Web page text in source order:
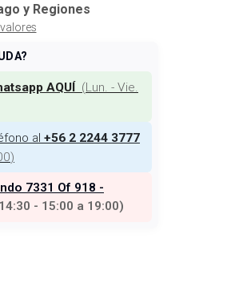
y Regiones
AQUÍ (Lun. - Vie.
al +56 2 2244 3777
)
7331 Of 918 -
- 15:00 a 19:00)